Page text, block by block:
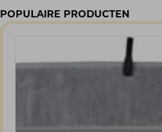
POPULAIRE PRODUCTEN